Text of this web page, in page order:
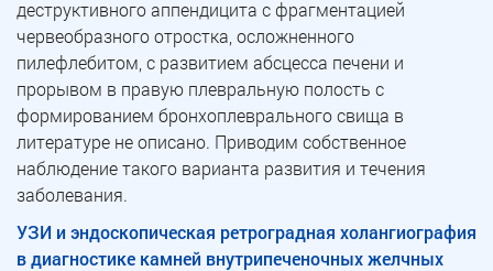
деструктивного аппендицита с фрагментацией
червеобразного отростка, осложненного
пилефлебитом, с развитием абсцесса печени и
прорывом в правую плевральную полость с
формированием бронхоплеврального свища в
литературе не описано. Приводим собственное
наблюдение такого варианта развития и течения
заболевания.
УЗИ и эндоскопическая ретроградная холангиография
в диагностике камней внутрипеченочных желчных